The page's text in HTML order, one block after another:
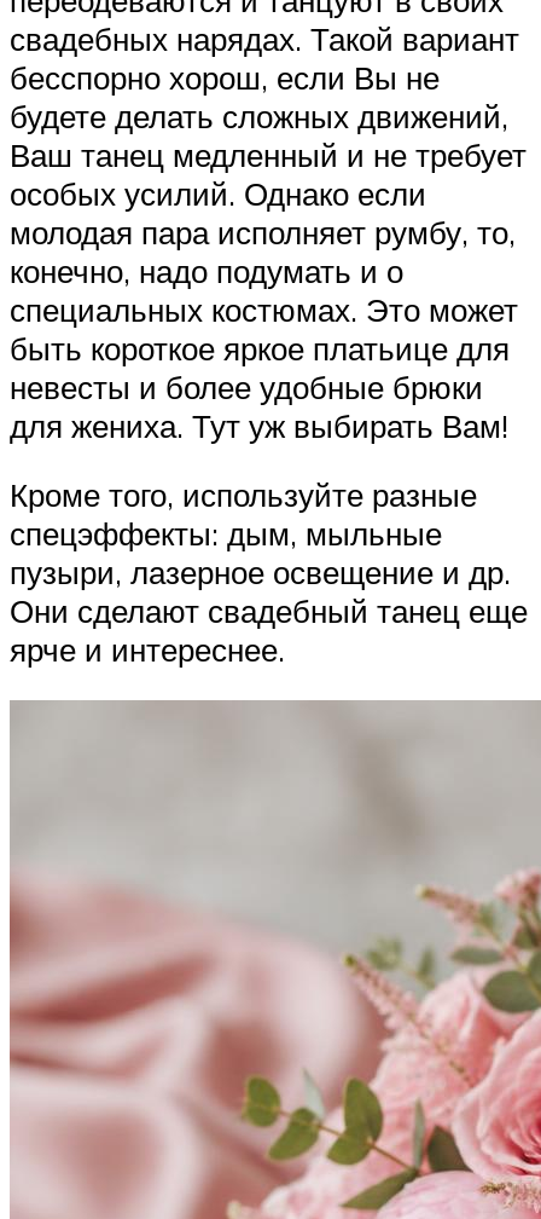
свадебных нарядах. Такой вариант
бесспорно хорош, если Вы не
будете делать сложных движений,
Ваш танец медленный и не требует
особых усилий. Однако если
молодая пара исполняет румбу, то,
конечно, надо подумать и о
специальных костюмах. Это может
быть короткое яркое платьице для
невесты и более удобные брюки
для жениха. Тут уж выбирать Вам!
Кроме того, используйте разные
спецэффекты: дым, мыльные
пузыри, лазерное освещение и др.
Они сделают свадебный танец еще
ярче и интереснее.